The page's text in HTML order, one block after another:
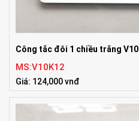
Công tắc đôi 1 chiều trắng V10
MS:V10K12
Giá: 124,000 vnđ